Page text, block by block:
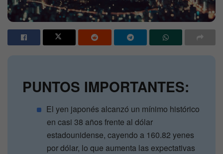
PUNTOS IMPORTANTES:
El yen japonés alcanzó un mínimo histórico
en casi 38 años frente al dólar
estadounidense, cayendo a 160.82 yenes
por dólar, lo que aumenta las expectativas